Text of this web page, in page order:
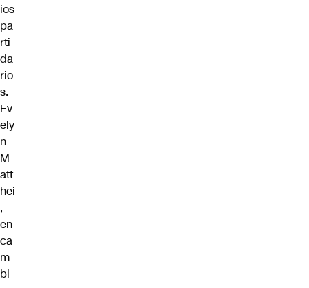
ios
pa
rti
da
rio
s.
Ev
ely
n
M
att
hei
,
en
ca
m
bi